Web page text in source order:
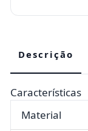
Descrição
Características
Material